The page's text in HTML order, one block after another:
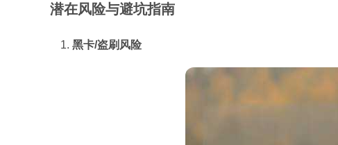
潜在风险与避坑指南
黑卡/盗刷风险